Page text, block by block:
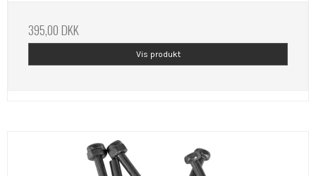
395,00 DKK
Vis produkt